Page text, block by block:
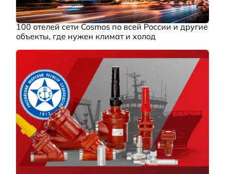
100 отелей сети Cosmos по всей России и другие
объекты, где нужен климат и холод